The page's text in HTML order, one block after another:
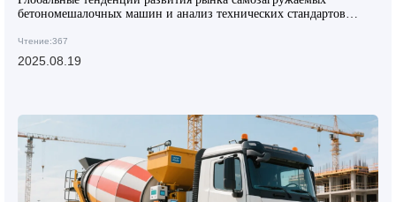
бетономешалочных машин и анализ технических стандартов
Чтение:367
2025.08.19